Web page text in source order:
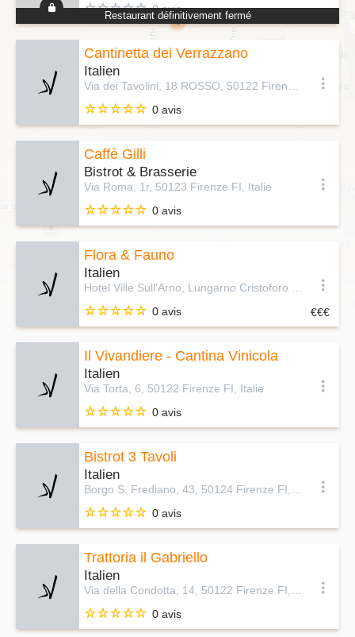
0 avis
Restaurant définitivement fermé
Cantinetta dei Verrazzano
Italien
0 avis
Caffè Gilli
Bistrot & Brasserie
Via Roma, 1r, 50123 Firenze FI, Italie
0 avis
Flora & Fauno
Italien
0 avis
Il Vivandiere - Cantina Vinicola
Italien
Via Torta, 6, 50122 Firenze FI, Italie
0 avis
Bistrot 3 Tavoli
Italien
0 avis
Trattoria il Gabriello
Italien
0 avis